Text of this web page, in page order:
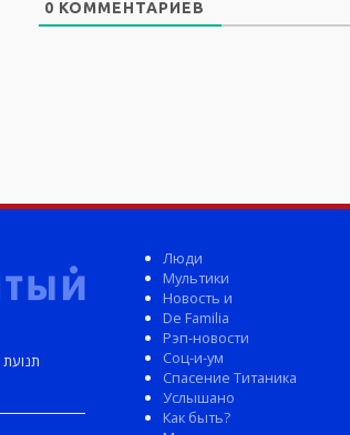
0 КОММЕНТАРИЕВ
Люди
Мультики
Новость и
De Familia
Рэп-новости
Соц-и-ум
Спасение Титаника
Услышано
Как быть?